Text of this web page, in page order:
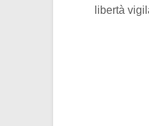
libertà